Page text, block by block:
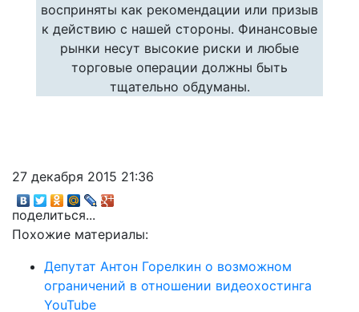
восприняты как рекомендации или призыв
к действию с нашей стороны. Финансовые
рынки несут высокие риски и любые
торговые операции должны быть
тщательно обдуманы.
27 декабря 2015 21:36
поделиться...
Похожие материалы:
Депутат Антон Горелкин о возможном
ограничений в отношении видеохостинга
YouTube